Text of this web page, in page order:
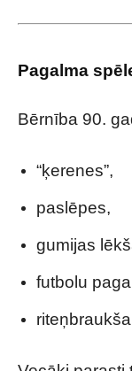
Pagalma
Bērnība 90.
“ķerenes”,
paslēpes,
gumijas
futbolu